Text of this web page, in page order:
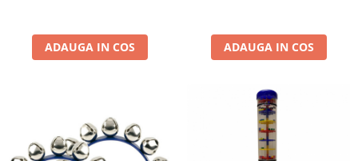
ADAUGA IN COS ADAUGA IN COS